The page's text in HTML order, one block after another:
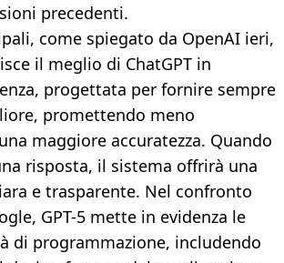
precedenti.
come spiegato da OpenAI ieri,
il meglio di ChatGPT in
progettata per fornire sempre
promettendo meno
maggiore accuratezza. Quando
risposta, il sistema offrirà una
e trasparente. Nel confronto
GPT-5 mette in evidenza le
di programmazione, includendo